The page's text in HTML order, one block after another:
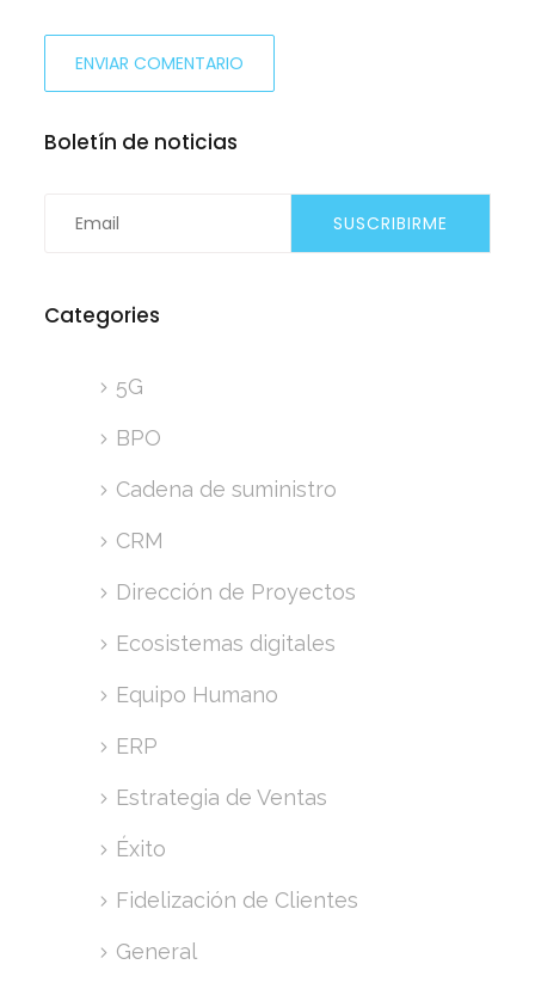
Boletín de noticias
Categories
5G
BPO
Cadena de suministro
CRM
Dirección de Proyectos
Ecosistemas digitales
Equipo Humano
ERP
Estrategia de Ventas
Éxito
Fidelización de Clientes
General